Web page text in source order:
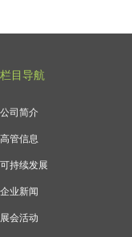
栏目导航
公司简介
高管信息
可持续发展
企业新闻
展会活动